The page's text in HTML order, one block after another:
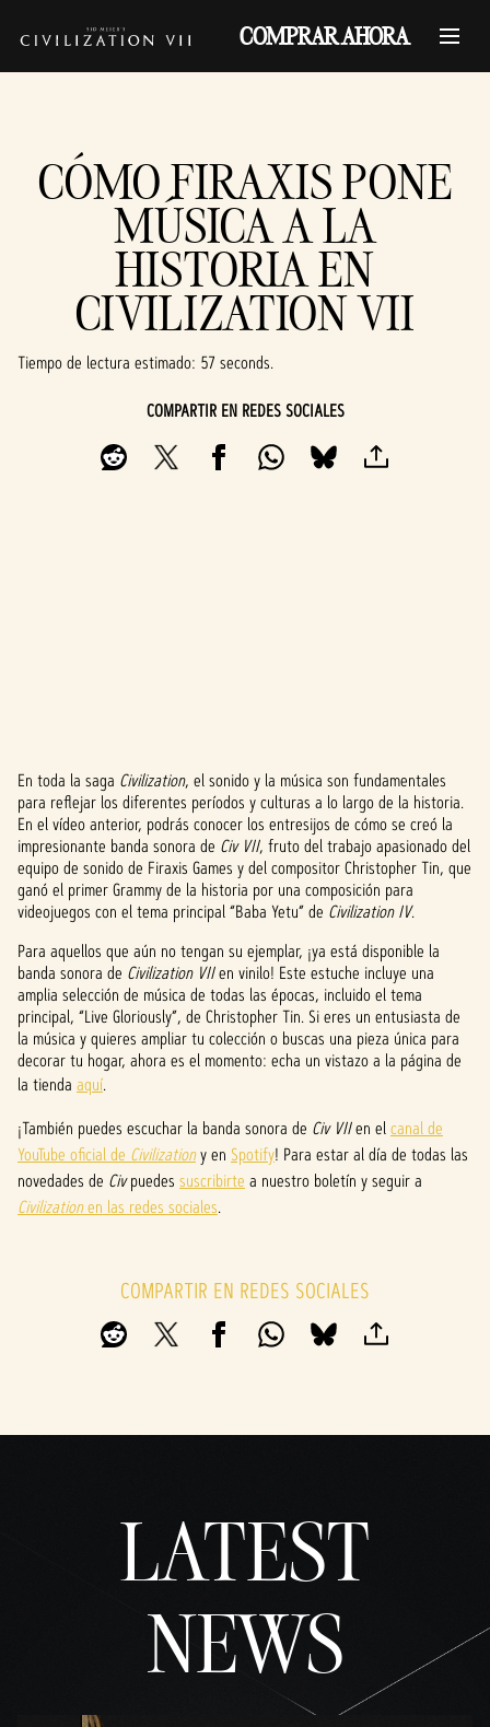
COMPRAR AHORA
CÓMO FIRAXIS PONE
MÚSICA A LA
HISTORIA EN
CIVILIZATION VII
Tiempo de lectura estimado 57 seconds
COMPARTIR EN REDES SOCIALES
A
c
c
e
p
t
&
P
l
a
y
ducir
En toda la saga Civilization, el sonido y la música son fundamentales
para reflejar los diferentes períodos y culturas a lo largo de la historia.
En el vídeo anterior, podrás conocer los entresijos de cómo se creó la
impresionante banda sonora de Civ VII, fruto del trabajo apasionado del
equipo de sonido de Firaxis Games y del compositor Christopher Tin, que
ganó el primer Grammy de la historia por una composición para
videojuegos con el tema principal “Baba Yetu” de Civilization IV.
Para aquellos que aún no tengan su ejemplar, ¡ya está disponible la
banda sonora de Civilization VIIen vinilo! Este estuche incluye una
amplia selección de música de todas las épocas, incluido el tema
principal, “Live Gloriously”, de Christopher Tin. Si eres un entusiasta de
la música y quieres ampliar tu colección o buscas una pieza única para
decorar tu hogar, ahora es el momento: echa un vistazo a la página de
la tienda aquí.
¡También puedes escuchar la banda sonora de Civ VIIen elcanal de
YouTube oficial de Civilizationy en Spotify! Para estar al día de todas las
novedades de Civpuedes suscribirte a nuestro boletín y seguir a
Civilizationen las redes sociales.
COMPARTIR EN REDES SOCIALES
LATEST
NEWS